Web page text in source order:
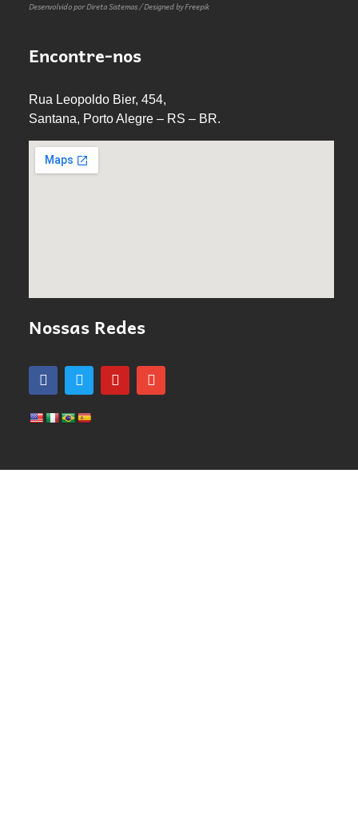
Desenvolvido por Direta Sistemas /Designed by Freepik
Encontre-nos
Rua Leopoldo Bier, 454,
Santana, Porto Alegre – RS – BR.
Nossas Redes